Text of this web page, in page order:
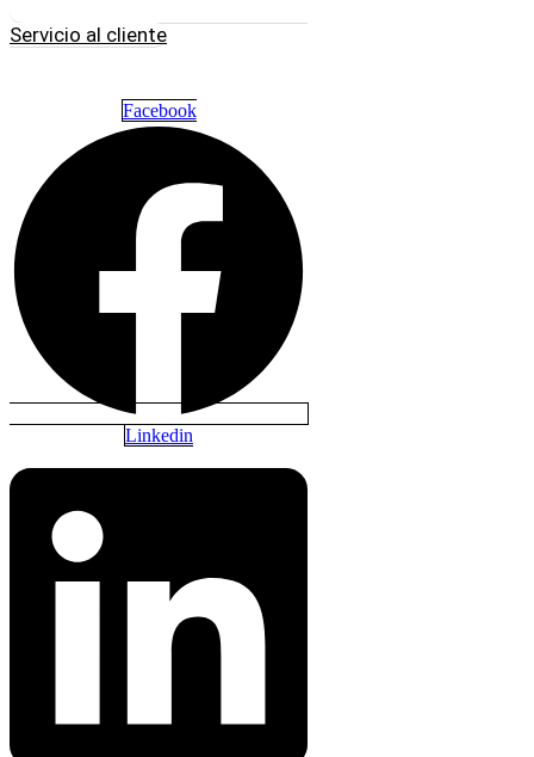
Servicio al cliente
Facebook
Linkedin